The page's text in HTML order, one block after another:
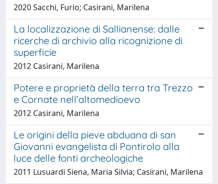
2020 Sacchi, Furio; Casirani, Marilena
La localizzazione di Sallianense: dalle
ricerche di archivio alla ricognizione di
superficie
2012 Casirani, Marilena
Potere e proprietà della terra tra Trezzo
e Cornate nell’altomedioevo
2012 Casirani, Marilena
Le origini della pieve abduana di san
Giovanni evangelista di Pontirolo alla
luce delle fonti archeologiche
2011 Lusuardi Siena, Maria Silvia; Casirani, Marilena